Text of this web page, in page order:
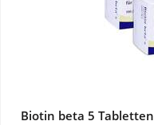
Biotin beta 5 Tabletten